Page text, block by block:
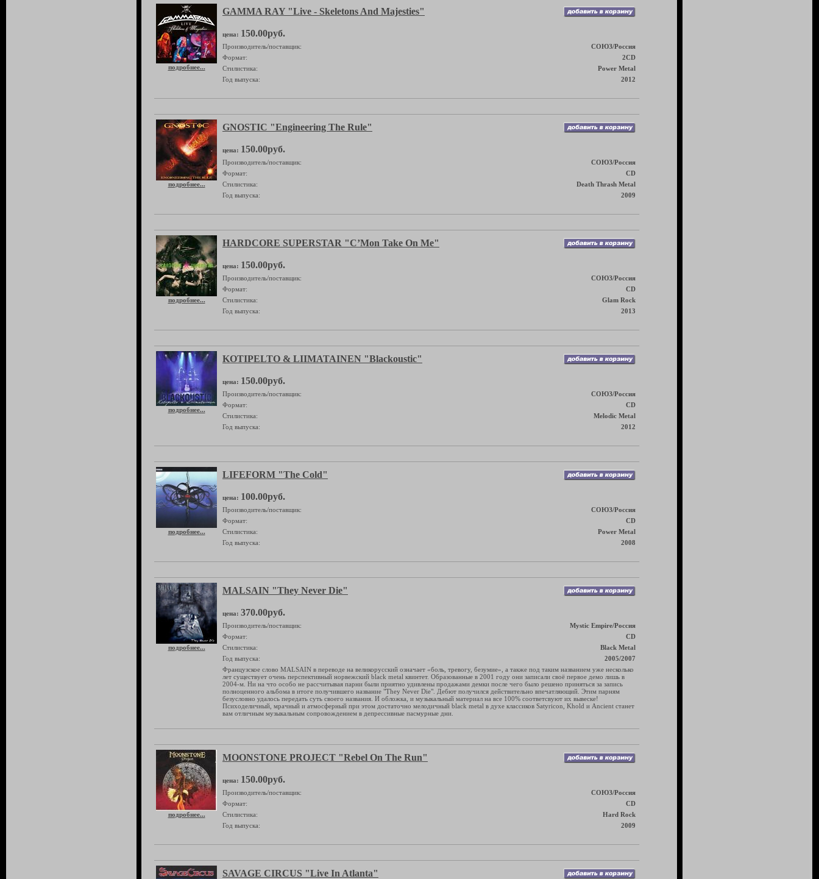
подробнее...
GAMMA RAY "Live - Skeletons And Majesties"
цена: 150.00руб.
Производитель/поставщик:
СОЮЗ/Россия
Формат:
2CD
Стилистика:
Power Metal
Год выпуска:
2012
подробнее...
GNOSTIC "Engineering The Rule"
цена: 150.00руб.
Производитель/поставщик:
СОЮЗ/Россия
Формат:
CD
Стилистика:
Death Thrash Metal
Год выпуска:
2009
подробнее...
HARDCORE SUPERSTAR "C’Mon Take On Me"
цена: 150.00руб.
Производитель/поставщик:
СОЮЗ/Россия
Формат:
CD
Стилистика:
Glam Rock
Год выпуска:
2013
подробнее...
KOTIPELTO & LIIMATAINEN "Blackoustic"
цена: 150.00руб.
Производитель/поставщик:
СОЮЗ/Россия
Формат:
CD
Стилистика:
Melodic Metal
Год выпуска:
2012
подробнее...
LIFEFORM "The Cold"
цена: 100.00руб.
Производитель/поставщик:
СОЮЗ/Россия
Формат:
CD
Стилистика:
Power Metal
Год выпуска:
2008
подробнее...
MALSAIN "They Never Die"
цена: 370.00руб.
Производитель/поставщик:
Mystic Empire/Россия
Формат:
CD
Стилистика:
Black Metal
Год выпуска:
2005/2007
Французское слово MALSAIN в переводе на великорусский означает «боль, тревогу, безумие», а также под таким названием уже несколько
лет существует очень перспективный норвежский black metal квинтет. Образованные в 2001 году они записали своё первое демо лишь в
2004-м. Ни на что особо не рассчитывая парни были приятно удивлены продажами демки после чего было решено приняться за запись
полноценного альбома в итоге получившего название "They Never Die". Дебют получился действительно впечатляющий. Этим парням
безусловно удалось передать суть своего названия. И обложка, и музыкальный материал на все 100% соответсвуют их вывеске!
Психоделичный, мрачный и атмосферный при этом достаточно мелодичный black metal в духе классиков Satyricon, Khold и Ancient станет
вам отличным музыкальным сопровождением в депрессивные пасмурные дни.
подробнее...
MOONSTONE PROJECT "Rebel On The Run"
цена: 150.00руб.
Производитель/поставщик:
СОЮЗ/Россия
Формат:
CD
Стилистика:
Hard Rock
Год выпуска:
2009
SAVAGE CIRCUS "Live In Atlanta"